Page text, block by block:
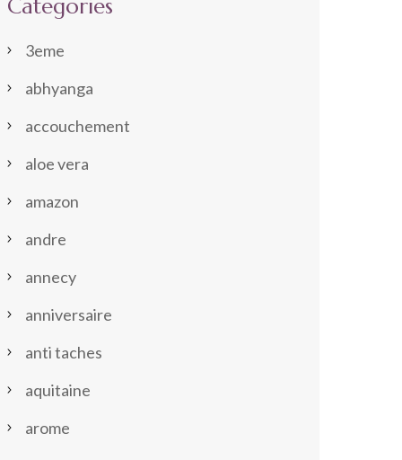
Categories
3eme
abhyanga
accouchement
aloe vera
amazon
andre
annecy
anniversaire
anti taches
aquitaine
arome